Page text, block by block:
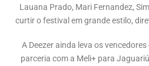
Lauana Prado, Mari Fernandez,
curtir o festival em grande estilo,
A Deezer ainda leva os
parceria com a Meli+ para